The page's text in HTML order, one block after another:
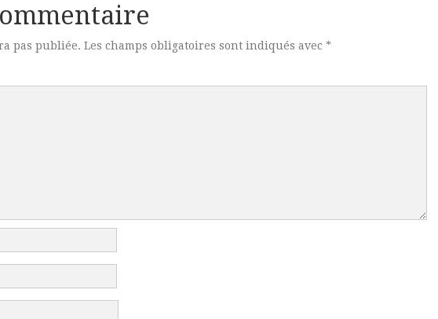
pas publiée. Les champs obligatoires sont indiqués avec *